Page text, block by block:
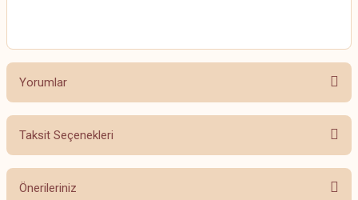
Yorumlar
Taksit Seçenekleri
Önerileriniz